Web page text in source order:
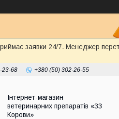
заявки 24/7. Менеджер
23-68 +380 (50) 302-26-55
Інтернет-магазин
ветеринарних препаратів «33
Корови»